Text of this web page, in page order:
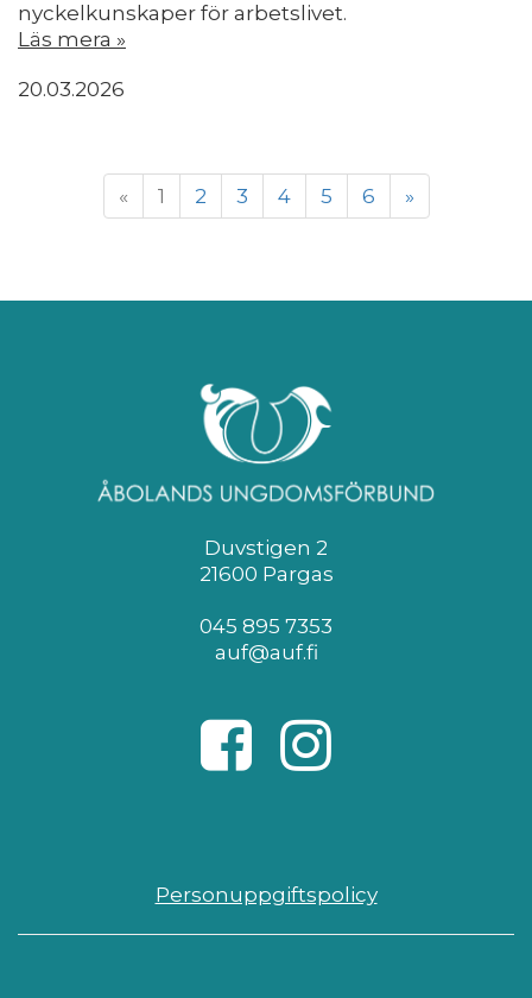
nyckelkunskaper för arbetslivet.
Läs mera »
20.03.2026
« 1 2 3 4 5 6 »
Duvstigen 2
21600 Pargas
045 895 7353
auf@auf.fi
Personuppgiftspolicy